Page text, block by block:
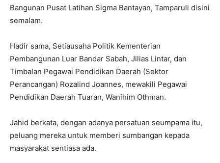
Bangunan Pusat Latihan Sigma Bantayan, Tamparuli disini
semalam.
Hadir sama, Setiausaha Politik Kementerian
Pembangunan Luar Bandar Sabah, Jilias Lintar, dan
Timbalan Pegawai Pendidikan Daerah (Sektor
Perancangan) Rozalind Joannes, mewakili Pegawai
Pendidikan Daerah Tuaran, Wanihim Othman.
Jahid berkata, dengan adanya persatuan seumpama itu,
peluang mereka untuk memberi sumbangan kepada
masyarakat sentiasa ada.